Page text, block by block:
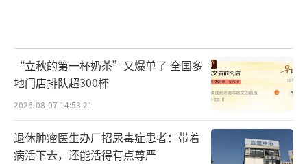
“立秋的第一杯奶茶”又爆单了 全国多
地门店排队超300杯
2026-08-07 14:53:21
退休肿瘤医生办厂招尿毒症患者：带着
病活下去，还能活得有点尊严